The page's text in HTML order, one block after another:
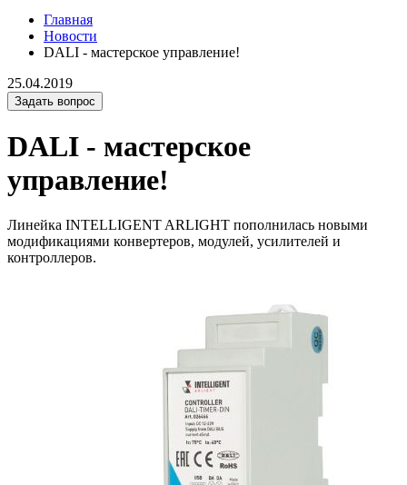
Главная
Новости
DALI - мастерское управление!
25.04.2019
Задать вопрос
DALI - мастерское
управление!
Линейка INTELLIGENT ARLIGHT пополнилась новыми
модификациями конвертеров, модулей, усилителей и
контроллеров.